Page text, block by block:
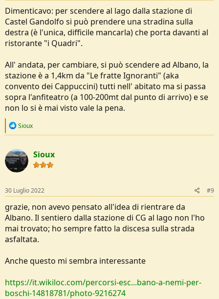
Dimenticavo: per scendere al lago dalla stazione di
Castel Gandolfo si può prendere una stradina sulla
destra (è l'unica, difficile mancarla) che porta davanti al
ristorante "i Quadri".
All' andata, per cambiare, si può scendere ad Albano, la
stazione è a 1,4km da "Le fratte Ignoranti" (aka
convento dei Cappuccini) tutti nell' abitato ma si passa
sopra l'anfiteatro (a 100-200mt dal punto di arrivo) e se
non lo si è mai visto vale la pena.
R
c
t
i
o
s
:
Sioux
Sioux
30 Luglio 2022 #9
grazie, non avevo pensato all'idea di rientrare da
Albano. Il sentiero dalla stazione di CG al lago non l'ho
mai trovato; ho sempre fatto la discesa sulla strada
asfaltata.
Anche questo mi sembra interessante
https://it.wikiloc.com/percorsi-esc...bano-a-nemi-per-
boschi-14818781/photo-9216274